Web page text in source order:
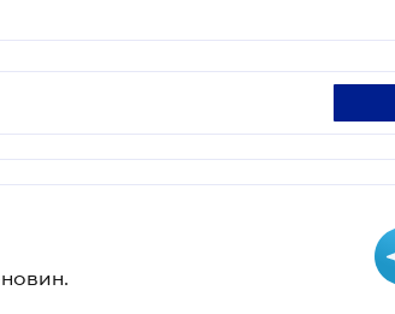
новин.